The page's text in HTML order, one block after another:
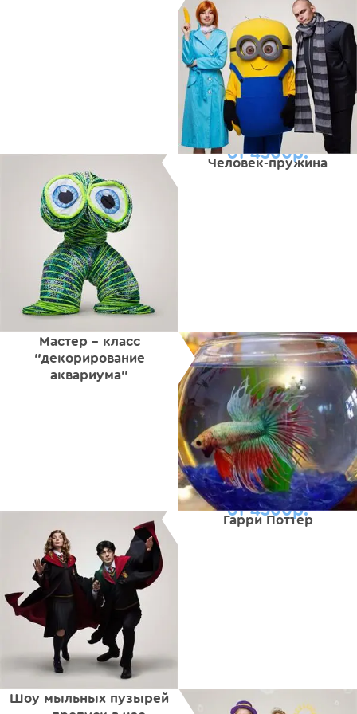
Человек-пружина
от 4500р.
Мастер - класс
"декорирование
аквариума"
Гарри Поттер
от 4500р.
Шоу мыльных пузырей